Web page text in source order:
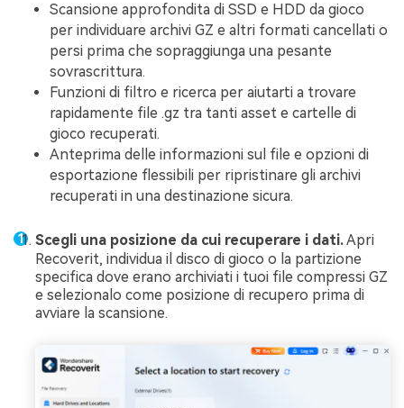
Scansione approfondita di SSD e HDD da gioco
per individuare archivi GZ e altri formati cancellati o
persi prima che sopraggiunga una pesante
sovrascrittura.
Funzioni di filtro e ricerca per aiutarti a trovare
rapidamente file .gz tra tanti asset e cartelle di
gioco recuperati.
Anteprima delle informazioni sul file e opzioni di
esportazione flessibili per ripristinare gli archivi
recuperati in una destinazione sicura.
Scegli una posizione da cui recuperare i dati.Apri
Recoverit, individua il disco di gioco o la partizione
specifica dove erano archiviati i tuoi file compressi GZ
e selezionalo come posizione di recupero prima di
avviare la scansione.